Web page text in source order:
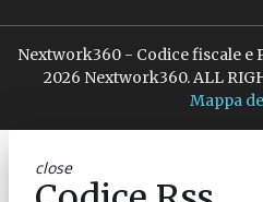
Nextwork360 - Codice fiscale e
2026 Nextwork360. ALL
Mappa
close